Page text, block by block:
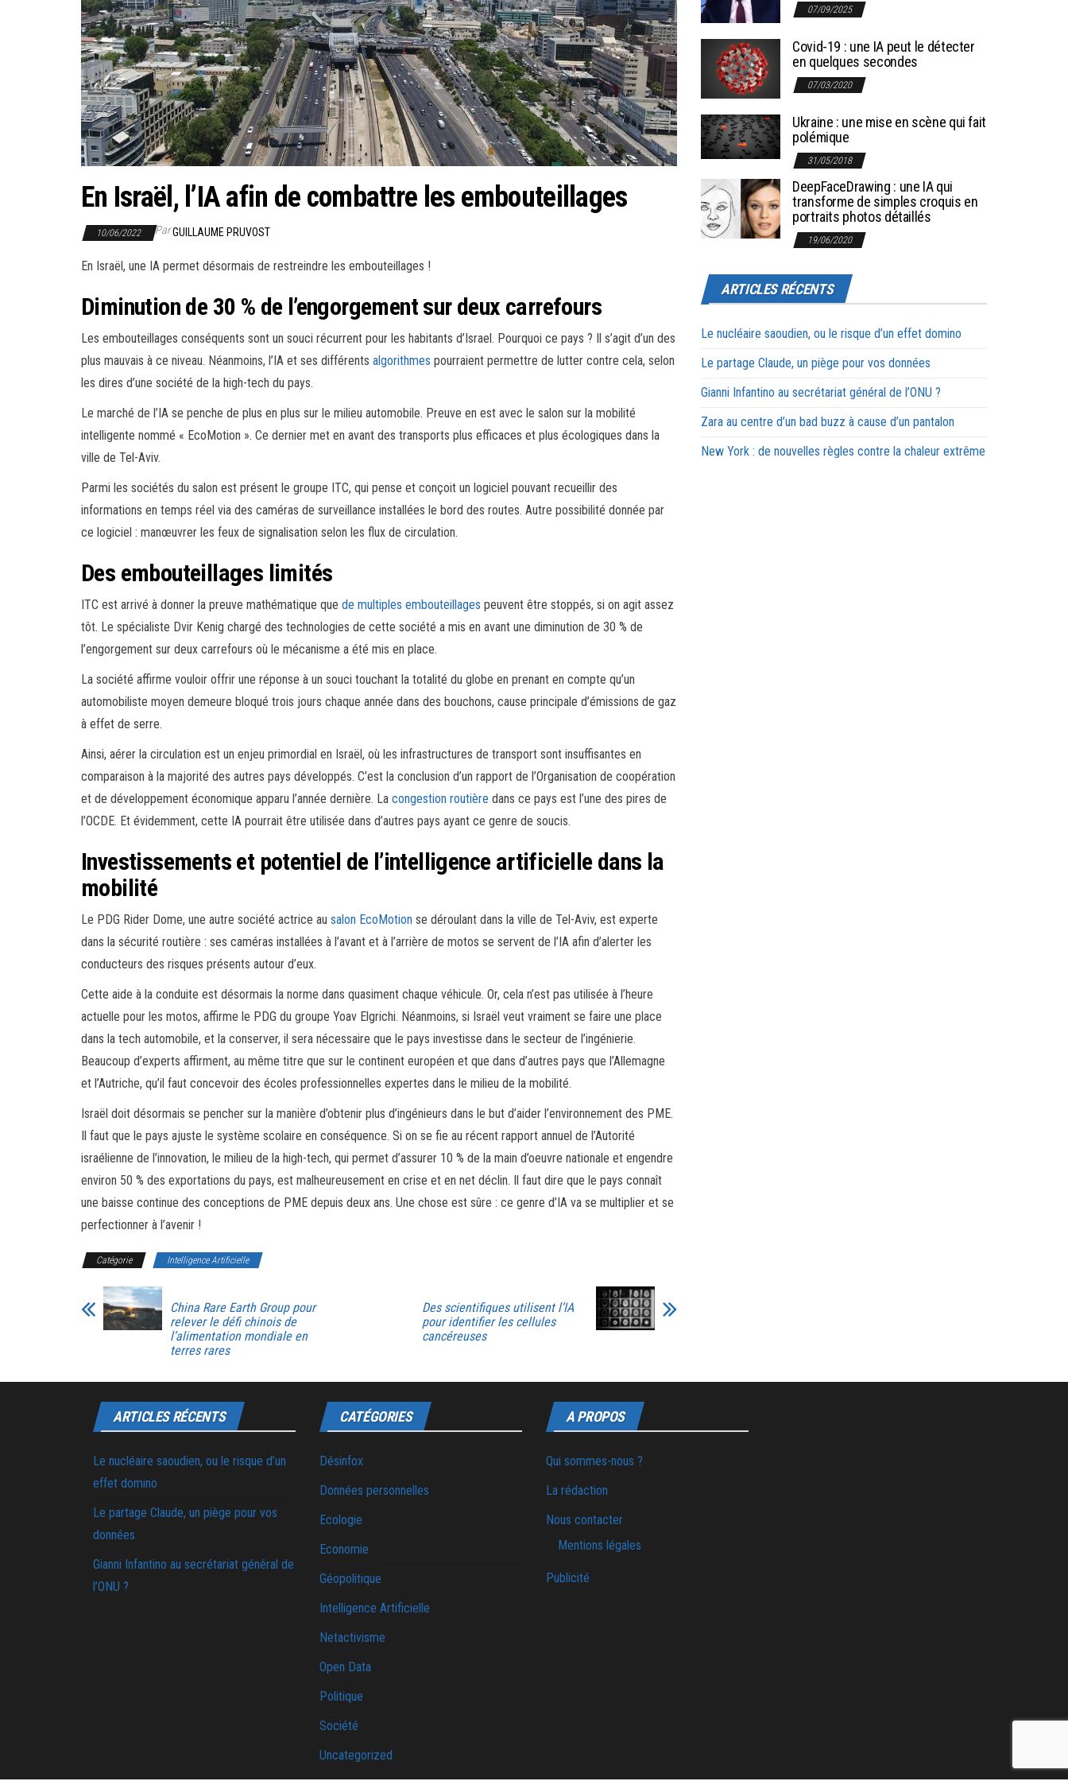
En Israël, l’IA afin de combattre les embouteillages
10/06/2022 ParGUILLAUME PRUVOST
En Israël, une IA permet désormais de restreindre les embouteillages !
Diminution de 30 % de l’engorgement sur deux carrefours
Les embouteillages conséquents sont un souci récurrent pour les habitants d’Israel. Pourquoi ce pays ? Il s’agit d’un des
plus mauvais à ce niveau. Néanmoins, l’IA et ses différents algorithmes pourraient permettre de lutter contre cela, selon
les dires d’une société de la high-tech du pays.
Le marché de l’IA se penche de plus en plus sur le milieu automobile. Preuve en est avec le salon sur la mobilité
intelligente nommé « EcoMotion ». Ce dernier met en avant des transports plus efficaces et plus écologiques dans la
ville de Tel-Aviv.
Parmi les sociétés du salon est présent le groupe ITC, qui pense et conçoit un logiciel pouvant recueillir des
informations en temps réel via des caméras de surveillance installées le bord des routes. Autre possibilité donnée par
ce logiciel : manœuvrer les feux de signalisation selon les flux de circulation.
Des embouteillages limités
ITC est arrivé à donner la preuve mathématique que de multiples embouteillages peuvent être stoppés, si on agit assez
tôt. Le spécialiste Dvir Kenig chargé des technologies de cette société a mis en avant une diminution de 30 % de
l’engorgement sur deux carrefours où le mécanisme a été mis en place.
La société affirme vouloir offrir une réponse à un souci touchant la totalité du globe en prenant en compte qu’un
automobiliste moyen demeure bloqué trois jours chaque année dans des bouchons, cause principale d’émissions de gaz
à effet de serre.
Ainsi, aérer la circulation est un enjeu primordial en Israël, où les infrastructures de transport sont insuffisantes en
comparaison à la majorité des autres pays développés. C’est la conclusion d’un rapport de l’Organisation de coopération
et de développement économique apparu l’année dernière. La congestion routière dans ce pays est l’une des pires de
l’OCDE. Et évidemment, cette IA pourrait être utilisée dans d’autres pays ayant ce genre de soucis.
Investissements et potentiel de l’intelligence artificielle dans la
mobilité
Le PDG Rider Dome, une autre société actrice au salon EcoMotion se déroulant dans la ville de Tel-Aviv, est experte
dans la sécurité routière : ses caméras installées à l’avant et à l’arrière de motos se servent de l’IA afin d’alerter les
conducteurs des risques présents autour d’eux.
Cette aide à la conduite est désormais la norme dans quasiment chaque véhicule. Or, cela n’est pas utilisée à l’heure
actuelle pour les motos, affirme le PDG du groupe Yoav Elgrichi. Néanmoins, si Israël veut vraiment se faire une place
dans la tech automobile, et la conserver, il sera nécessaire que le pays investisse dans le secteur de l’ingénierie.
Beaucoup d’experts affirment, au même titre que sur le continent européen et que dans d’autres pays que l’Allemagne
et l’Autriche, qu’il faut concevoir des écoles professionnelles expertes dans le milieu de la mobilité.
Israël doit désormais se pencher sur la manière d’obtenir plus d’ingénieurs dans le but d’aider l’environnement des PME.
Il faut que le pays ajuste le système scolaire en conséquence. Si on se fie au récent rapport annuel de l’Autorité
israélienne de l’innovation, le milieu de la high-tech, qui permet d’assurer 10 % de la main d’oeuvre nationale et engendre
environ 50 % des exportations du pays, est malheureusement en crise et en net déclin. Il faut dire que le pays connaît
une baisse continue des conceptions de PME depuis deux ans. Une chose est sûre : ce genre d’IA va se multiplier et se
perfectionner à l’avenir !
Catégorie Intelligence Artificielle
China Rare Earth Group pour
relever le défi chinois de
l’alimentation mondiale en
terres rares
Des scientifiques utilisent l’IA
pour identifier les cellules
cancéreuses
07/09/2025
Covid-19 : une IA peut le détecter
en quelques secondes
07/03/2020
Ukraine : une mise en scène qui fait
polémique
31/05/2018
DeepFaceDrawing : une IA qui
transforme de simples croquis en
portraits photos détaillés
19/06/2020
ARTICLES RÉCENTS
Le nucléaire saoudien, ou le risque d’un effet domino
Le partage Claude, un piège pour vos données
Gianni Infantino au secrétariat général de l’ONU ?
Zara au centre d’un bad buzz à cause d’un pantalon
New York : de nouvelles règles contre la chaleur extrême
ARTICLES RÉCENTS
Le nucléaire saoudien, ou le risque d’un
effet domino
Le partage Claude, un piège pour vos
données
Gianni Infantino au secrétariat général de
l’ONU ?
CATÉGORIES
Désinfox
Données personnelles
Ecologie
Economie
Géopolitique
Intelligence Artificielle
Netactivisme
Open Data
Politique
Société
Uncategorized
A PROPOS
Qui sommes-nous ?
La rédaction
Nous contacter
Mentions légales
Publicité